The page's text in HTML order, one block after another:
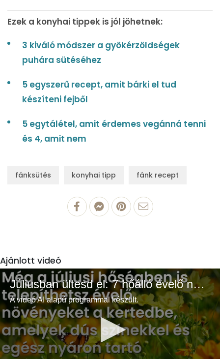
Ezek a konyhai tippek is jól jöhetnek:
3 kiváló módszer a gyökérzöldségek
puhára sütéséhez
5 egyszerű recept, amit bárki el tud
készíteni fejből
5 egytálétel, amit érdemes vegánná tenni
és 4, amit nem
fánksütés konyhai tipp fánk recept
Ajánlott videó
Júliusban ültesd el: 7 hőálló évelő növény a színes és buja kertért
A videó AI alapú programmal készült.